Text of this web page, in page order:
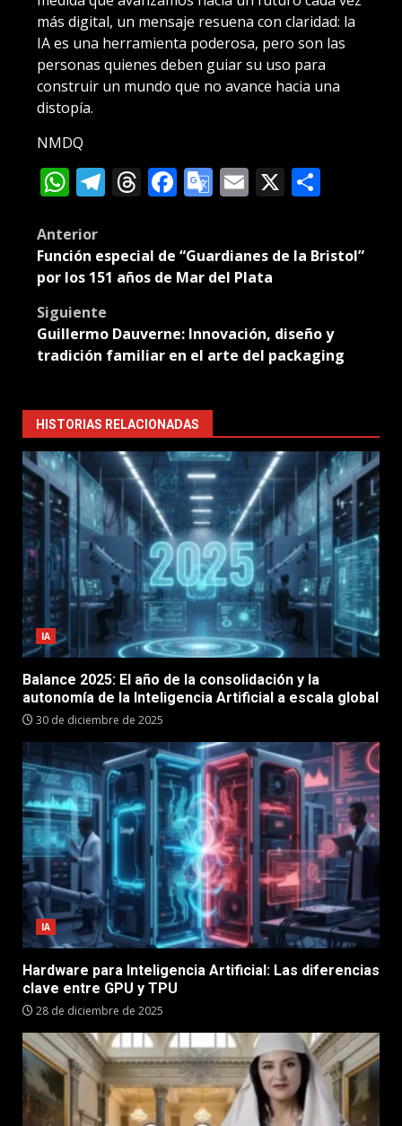
más digital, un mensaje resuena con claridad: la
IA es una herramienta poderosa, pero son las
personas quienes deben guiar su uso para
construir un mundo que no avance hacia una
distopía.
NMDQ
WhatsApp
Telegram
Threads
Facebook
Google
Translate
Email
X
Post
navigation
Anterior
Función especial de “Guardianes de la Bristol”
por los 151 años de Mar del Plata
Siguiente
Guillermo Dauverne: Innovación, diseño y
tradición familiar en el arte del packaging
HISTORIAS RELACIONADAS
IA
Balance 2025: El año de la consolidación y la
autonomía de la Inteligencia Artificial a escala global
30 de diciembre de 2025
IA
Hardware para Inteligencia Artificial: Las diferencias
clave entre GPU y TPU
28 de diciembre de 2025